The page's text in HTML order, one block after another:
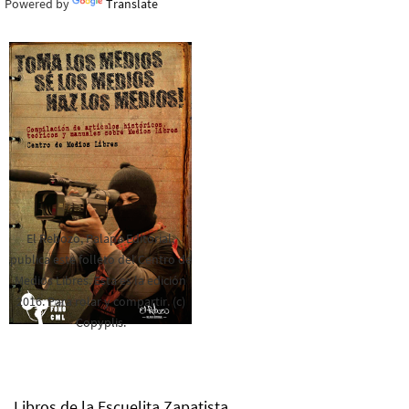
Powered by Translate
El Rebozo, Palapa Editorial,
publica este folleto del Centro de
Medios Libres. Esta es la edición
2016. Para rolar y compartir. (c)
Copyplis.